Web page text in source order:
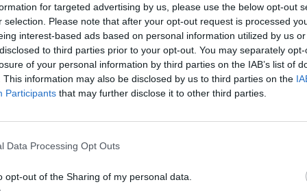
for targeted advertising by us, please use the below opt-out
selection. Please note that after your opt-out request is processed
interest-based ads based on personal information utilized by us
to third parties prior to your opt-out. You may separately
of your personal information by third parties on the IAB’s list of
This information may also be disclosed by us to third parties on the
Participants that may further disclose it to other third parties.
Data Processing Opt Outs
opt-out of the Sharing of my personal data.
ze Świętym Papieżem jest Słowak, paulin o.
Zakonu. Przypomniał o Światowych
w ’89 roku, na Słowacji powstało pragnienie
Świętym – powiedział. Sam także brał udział w
młodzieży bardzo mocno je przeżyli. – Wielu z
spotykam księży czy siostry, przełożone
to przyznają, że byli na tych Dniach
To są owoce tej pielgrzymki– podkreślił o.